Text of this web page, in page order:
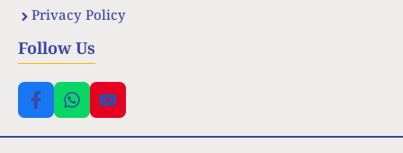
Privacy Policy
Follow Us